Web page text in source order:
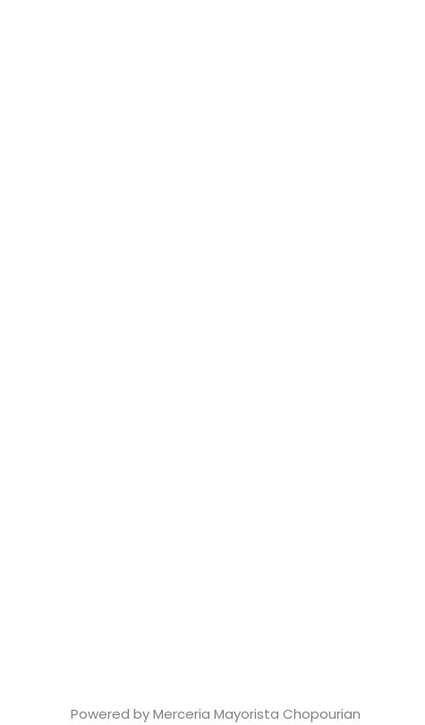
Powered by Merceria Mayorista Chopourian